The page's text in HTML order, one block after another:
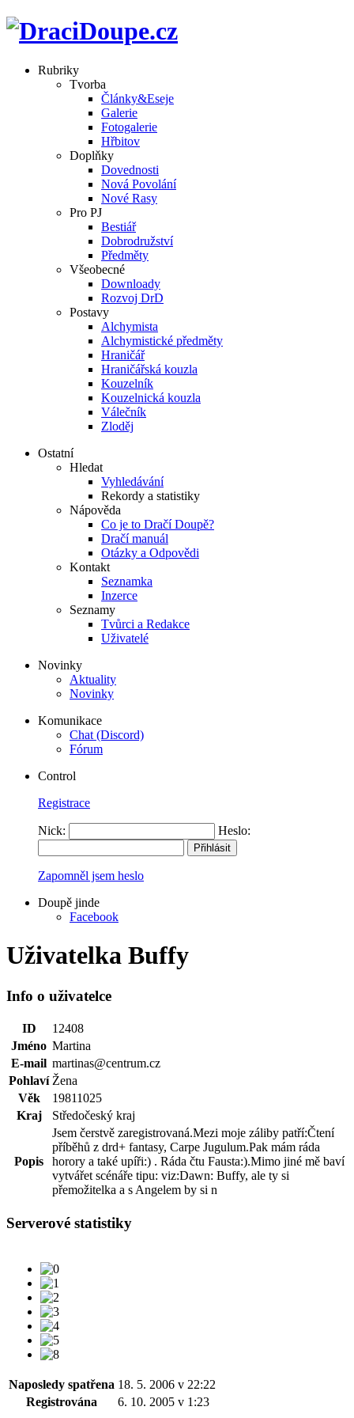
Rubriky
Tvorba
Články&Eseje
Galerie
Fotogalerie
Hřbitov
Doplňky
Dovednosti
Nová Povolání
Nové Rasy
Pro PJ
Bestiář
Dobrodružství
Předměty
Všeobecné
Downloady
Rozvoj DrD
Postavy
Alchymista
Alchymistické předměty
Hraničář
Hraničářská kouzla
Kouzelník
Kouzelnická kouzla
Válečník
Zloděj
Ostatní
Hledat
Vyhledávání
Rekordy a statistiky
Nápověda
Co je to Dračí Doupě?
Dračí manuál
Otázky a Odpovědi
Kontakt
Seznamka
Inzerce
Seznamy
Tvůrci a Redakce
Uživatelé
Novinky
Aktuality
Novinky
Komunikace
Chat (Discord)
Fórum
Control
Registrace
Nick: Heslo:
Zapomněl jsem heslo
Doupě jinde
Facebook
Uživatelka Buffy
Info o uživatelce
ID
12408
Jméno Martina
E-mail martinas@centrum.cz
Pohlaví Žena
Věk
19811025
Kraj
Středočeský kraj
Popis
Jsem čerstvě zaregistrovaná.Mezi moje záliby patří:Čtení
příběhů z drd+ fantasy, Carpe Jugulum.Pak mám ráda
horory a také upíři:) . Ráda čtu Fausta:).Mimo jiné mě baví
vytvářet scénáře tipu: viz:Dawn: Buffy, ale ty si
přemožitelka a s Angelem by si n
Serverové statistiky
Naposledy spatřena 18. 5. 2006 v 22:22
Registrována
6. 10. 2005 v 1:23